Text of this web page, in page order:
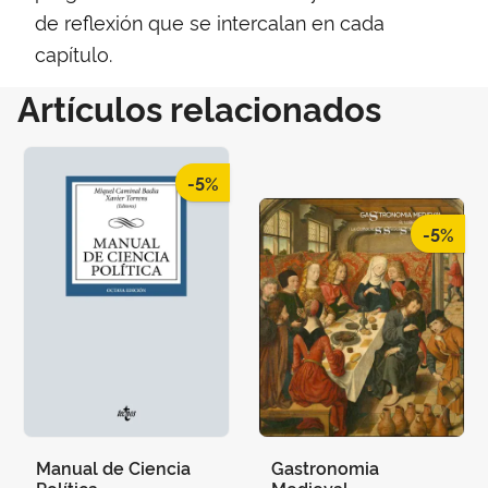
de reflexión que se intercalan en cada
capítulo.
Artículos relacionados
-5%
Manual de Ciencia
-5%
Gastronomia